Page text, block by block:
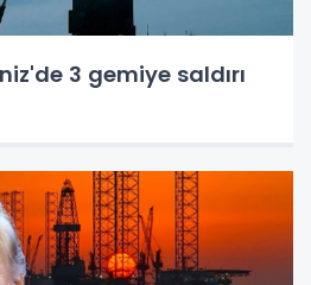
3 gemiye saldırı